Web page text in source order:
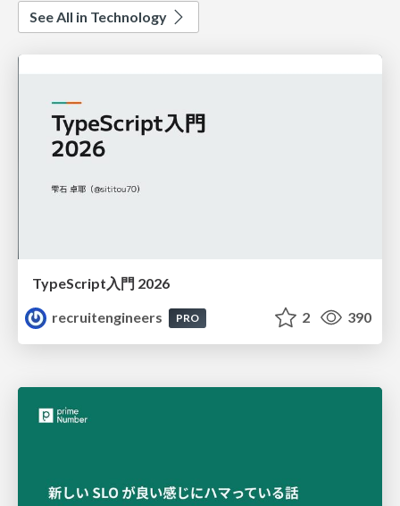
See All in Technology
TypeScript入門 2026
recruitengineers
PRO 2 390